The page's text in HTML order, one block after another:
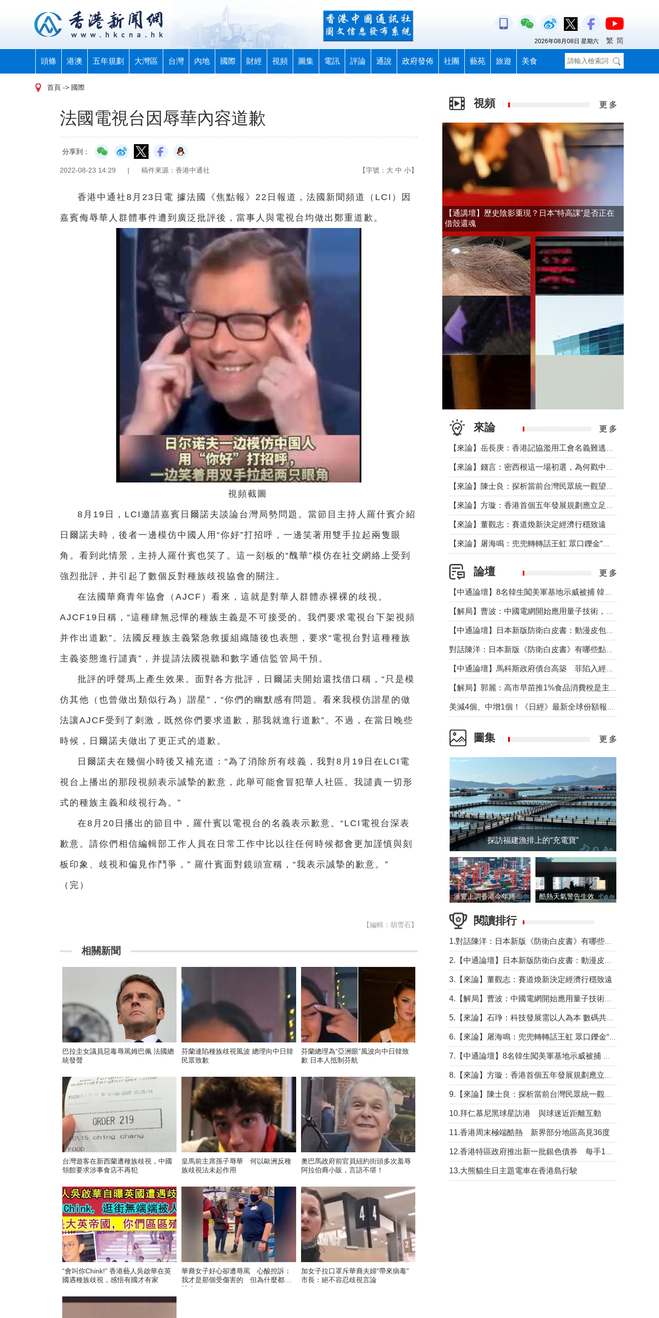
頭條 港澳 五年規劃 大灣區 台灣 內地 國際 財經 視頻 圖集 電訊 評論 通說 政府發佈 社團 藝苑 旅遊 美食
2026年08月08日 星期六 繁 简
首頁 -> 國際
法國電視台因辱華內容道歉
分享到：
2022-08-23 14:29 | 稿件來源：香港中通社 【字號： 大 中 小】
香港中通社8月23日電 據法國《焦點報》22日報道，法國新聞頻道（LCI）因
嘉賓侮辱華人群體事件遭到廣泛批評後，當事人與電視台均做出鄭重道歉。
視頻截圖
8月19日，LCI邀請嘉賓日爾諾夫談論台灣局勢問題。當節目主持人羅什賓介紹
日爾諾夫時，後者一邊模仿中國人用“你好”打招呼，一邊笑著用雙手拉起兩隻眼
角。看到此情景，主持人羅什賓也笑了。這一刻板的“醜華”模仿在社交網絡上受到
強烈批評，并引起了數個反對種族歧視協會的關注。
在法國華裔青年協會（AJCF）看來，這就是對華人群體赤裸裸的歧視。
AJCF19日稱，“這種肆無忌憚的種族主義是不可接受的。我們要求電視台下架視頻
并作出道歉”。法國反種族主義緊急救援組織隨後也表態，要求“電視台對這種種族
主義姿態進行譴責”，并提請法國視聽和數字通信監管局干預。
批評的呼聲馬上產生效果。面對各方批評，日爾諾夫開始還找借口稱，“只是模
仿其他（也曾做出類似行為）諧星”，“你們的幽默感有問題。看來我模仿諧星的做
法讓AJCF受到了刺激，既然你們要求道歉，那我就進行道歉”。不過，在當日晚些
時候，日爾諾夫做出了更正式的道歉。
日爾諾夫在幾個小時後又補充道：“為了消除所有歧義，我對8月19日在LCI電
視台上播出的那段視頻表示誠摯的歉意，此舉可能會冒犯華人社區。我譴責一切形
式的種族主義和歧視行為。”
在8月20日播出的節目中，羅什賓以電視台的名義表示歉意。“LCI電視台深表
歉意。請你們相信編輯部工作人員在日常工作中比以往任何時候都會更加謹慎與刻
板印象、歧視和偏見作鬥爭，” 羅什賓面對鏡頭宣稱，“我表示誠摯的歉意。”
（完）
【編輯：胡雪石】
相關新聞
巴拉圭女議員惡毒辱罵姆巴佩 法國總
統發聲
芬蘭連陷種族歧視風波 總理向中日韓
民眾致歉
芬蘭總理為“亞洲眼”風波向中日韓致
歉 日本人抵制芬航
台灣遊客在新西蘭遭種族歧視，中國
領館要求涉事食店不再犯
皇馬前主席孫子辱華 何以歐洲反種
族歧視法未起作用
奧巴馬政府前官員紐約街頭多次羞辱
阿拉伯裔小販，言語不堪！
“會叫你Chink!” 香港藝人吳啟華在英
國遇種族歧視，感悟有國才有家
華裔女子好心卻遭辱罵 心酸控訴：
我才是那個受傷害的 但為什麼都幫
她？
加女子拉口罩斥華裔夫婦"帶來病毒"
市長：絕不容忍歧視言論
視頻 更 多
【通講壇】歷史陰影重現？日本“特高課”是否正在
借殼還魂
來論 更 多
【來論】董觀志：賽道煥新決定經濟行穩致遠
論壇 更 多
圖集 更 多
探訪福建漁排上的“充電寶”
滙豐上調香港今年經濟增長預測至4.5% 酷熱天氣警告生效 本港高溫持續至下周
閱讀排行
3.【來論】董觀志：賽道煥新決定經濟行穩致遠
10.拜仁慕尼黑球星訪港 與球迷近距離互動
11.香港周末極端酷熱 新界部分地區高見36度
13.大熊貓生日主題電車在香港島行駛